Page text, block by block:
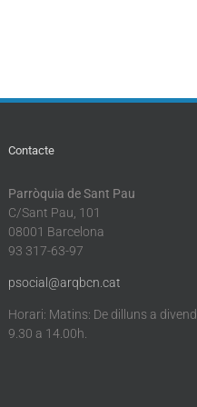
Contacte
Parròquia de Sant Pau
C/Sant Pau, 101
08001 Barcelona
93 317-63-97
psocial@arqbcn.cat
Horari: Matins: De dilluns a
9.30 a 14.00h.